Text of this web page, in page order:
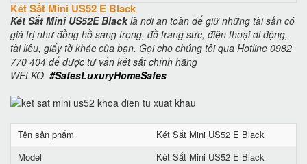
Két Sắt Mini US52 E Black
Két Sắt Mini US52E Blacklà nơi an toàn để giữ những tài sản có
giá trị như đồng hồ sang trọng, đồ trang sức, điện thoại di động,
tài liệu, giấy tờ khác của bạn. Gọi cho chúng tôi qua Hotline 0982
770 404 để được tư vấn két sắt chính hãng
WELKO. #SafesLuxuryHomeSafes
Tên sản phẩm
Két Sắt Mini US52 E Black
Model
Két Sắt Mini US52 E Black